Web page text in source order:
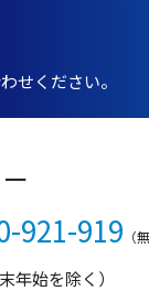
せください。
921-919 （
年始を除く）